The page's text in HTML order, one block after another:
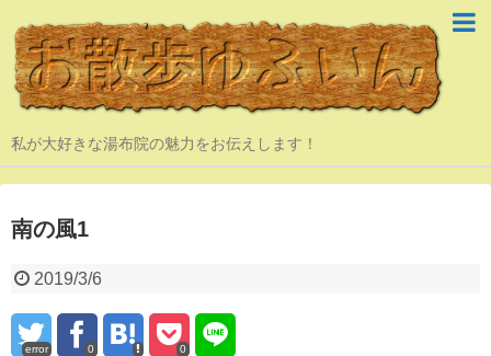
私が大好きな湯布院の魅力をお伝えします！
南の風1
2019/3/6
error 0 0